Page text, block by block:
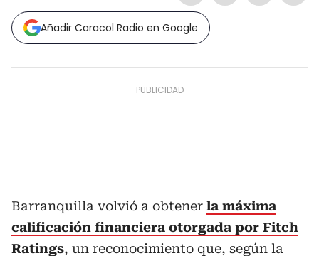
Añadir Caracol Radio en Google
Barranquilla volvió a obtener la máxima
calificación financiera otorgada por Fitch
Ratings, un reconocimiento que, según la